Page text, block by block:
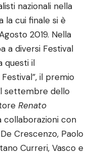
nazionali nella
la cui finale si è
2019. Nella
a diversi Festival
questi il
il premio
settembre dello
Renato
collaborazioni con
Crescenzo, Paolo
Curreri, Vasco e